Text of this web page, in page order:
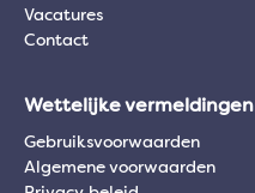
Vacatures
Contact
Wettelijke vermeldingen
Gebruiksvoorwaarden
Algemene voorwaarden